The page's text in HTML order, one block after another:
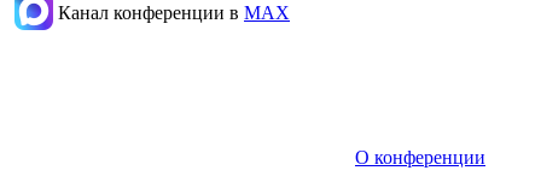
Канал конференции в МАХ
О конференции